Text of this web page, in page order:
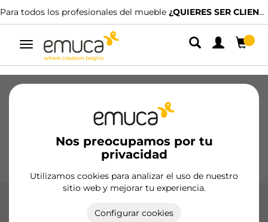
los profesionales del mueble¿QUIERES SER CLIENTE?
Alternar
navegación
Nos preocupamos por tu
privacidad
Utilizamos cookies para analizar el uso de nuestro
sitio web y mejorar tu experiencia.
Configurar cookies
Bisagras
Cocina Montaje
Bases Expositores